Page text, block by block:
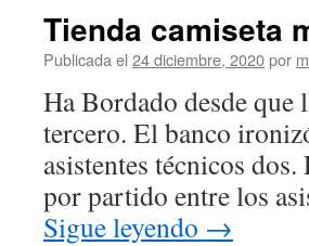
Tienda camiseta
Publicada el 24 diciembre, 2020por
Ha Bordado desde que
tercero. El banco
asistentes técnicos
por partido entre los
Sigue leyendo →